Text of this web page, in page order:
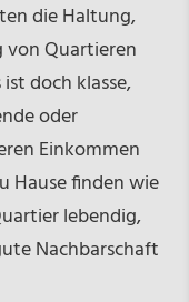
die Haltung,
von Quartieren
doch klasse,
oder
Einkommen
Hause finden wie
lebendig,
Nachbarschaft